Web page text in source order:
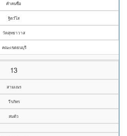
คำคนซื่อ
ฐิตวํโส
วัดสุทธาวาส
คณะเขตธนบุรี
13
สามเณร
วีรภัทร
สมตัว